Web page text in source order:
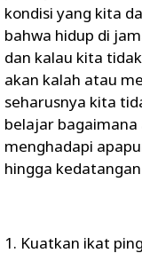
kondisi yang kita
bahwa hidup di
dan kalau kita
akan kalah atau
seharusnya kita
belajar
menghadapi
hingga
1. Kuatkan ikat